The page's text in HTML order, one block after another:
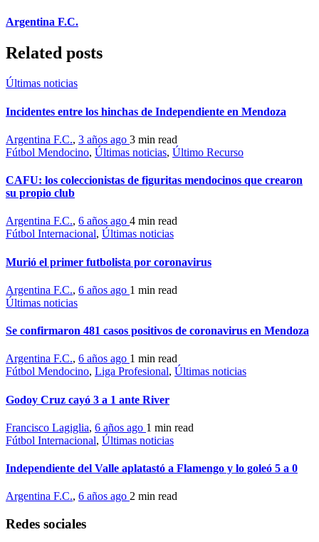
Argentina F.C.
Related posts
Últimas noticias
Incidentes entre los hinchas de Independiente en Mendoza
Argentina F.C., 3 años ago 3 min read
Fútbol Mendocino, Últimas noticias, Último Recurso
CAFU: los coleccionistas de figuritas mendocinos que crearon
su propio club
Argentina F.C., 6 años ago 4 min read
Fútbol Internacional, Últimas noticias
Murió el primer futbolista por coronavirus
Argentina F.C., 6 años ago 1 min read
Últimas noticias
Se confirmaron 481 casos positivos de coronavirus en Mendoza
Argentina F.C., 6 años ago 1 min read
Fútbol Mendocino, Liga Profesional, Últimas noticias
Godoy Cruz cayó 3 a 1 ante River
Francisco Lagiglia, 6 años ago 1 min read
Fútbol Internacional, Últimas noticias
Independiente del Valle aplatastó a Flamengo y lo goleó 5 a 0
Argentina F.C., 6 años ago 2 min read
Redes sociales